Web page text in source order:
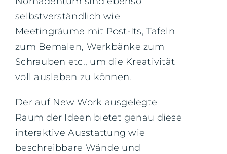
selbstverständlich wie
Meetingräume mit Post-Its, Tafeln
zum Bemalen, Werkbänke zum
Schrauben etc., um die Kreativität
voll ausleben zu können.
Der auf New Work ausgelegte
Raum der Ideen bietet genau diese
interaktive Ausstattung wie
beschreibbare Wände und